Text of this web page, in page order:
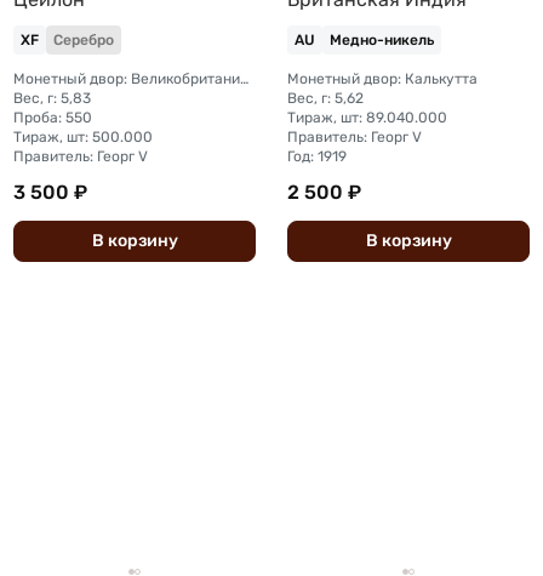
XF Серебро
Монетный двор: Великобритания, Лондон
Вес, г: 5,83
Проба: 550
Тираж, шт: 500.000
Правитель: Георг V
3 500 ₽
В корзину
AU Медно-никель
Монетный двор: Калькутта
Вес, г: 5,62
Тираж, шт: 89.040.000
Правитель: Георг V
Год: 1919
2 500 ₽
В корзину